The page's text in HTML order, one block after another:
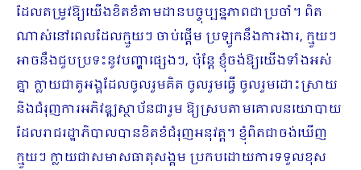
ដែលតម្រូវឱ្យ​យើងខិតខំ​តាមដាន​បច្ចុប្បន្នភាពជាប្រចាំ​។ ពិត
ណាស់នៅពេលដែលក្មួយៗ ចាប់ផ្តើម ប្រឡូកនឹង​ការងារ,​ ក្មួយៗ
អាច​នឹង​ជួបប្រទះនូវបញ្ហាផ្សេងៗ,​​ ប៉ុន្តែ ខ្ញុំ​ចង់ឱ្យ​យើង​ទាំងអស់
គ្នា ក្លាយជា​តួអង្គដែល​ចូលរួម​គិត ចូលរួម​ធ្វើ ចូលរួមដោះ​ស្រាយ
និងជំរុញ​ការអភិវឌ្ឍស្ថាប័នជារួម ឱ្យ​ស្របតាម​គោលនយោបាយ​
ដែលរាជរដ្ឋាភិបាល​បាន​ខិតខំជំរុញអនុវត្ត។ ខ្ញុំ​ពិតជាចង់ឃើញ​
ក្មួយៗ ក្លាយជា​សមាសធាតុ​សង្គម ប្រកប​ដោយ​​ការទទួលខុស